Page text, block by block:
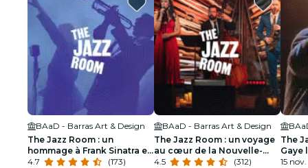
BAaD - Barras Art & Design
The Jazz Room : un
hommage à Frank Sinatra et
Louis Armstrong
4.7
(173)
BAaD - Barras Art & Design
The Jazz Room : un voyage
au cœur de la Nouvelle-
Orléans
4.5
(312)
The
Gaye
soul
15